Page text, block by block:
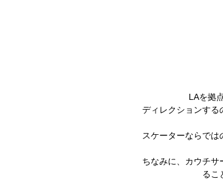
LAを拠
ディレクションする
スケーターならで
ちなみに、カウチサ
るこ